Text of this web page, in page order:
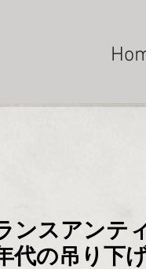
ンスアンテ
代の吊り下